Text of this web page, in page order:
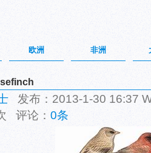
欧洲 非洲
发布：2013-1-30 16:37
评论： 0条